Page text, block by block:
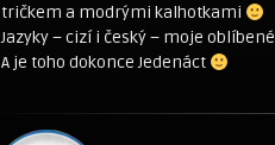
tričkem a modrými kalhotkami
Jazyky – cizí i český – moje
A je toho dokonce Jedenáct